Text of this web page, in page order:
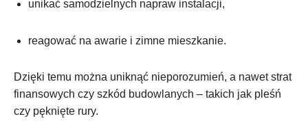
unikać samodzielnych napraw instalacji,
reagować na awarie i zimne mieszkanie.
Dzięki temu można uniknąć nieporozumień, a nawet strat
finansowych czy szkód budowlanych – takich jak pleśń
czy pęknięte rury.